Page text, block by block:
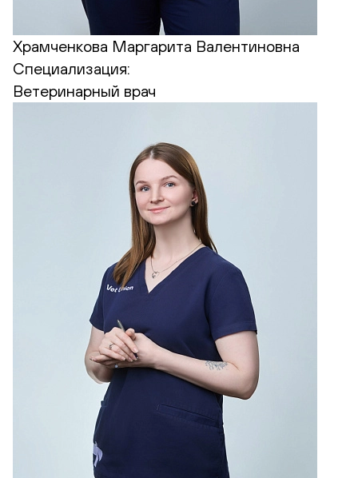
Храмченкова Маргарита Валентиновна
Специализация:
Ветеринарный врач